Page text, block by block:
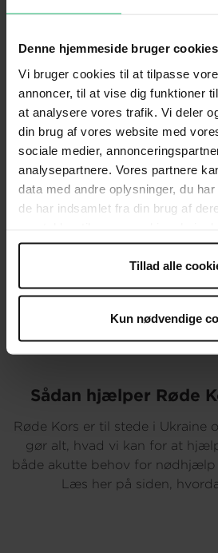
Denne hjemmeside bruger cookies
Vi bruger cookies til at tilpasse
annoncer, til at vise dig funktioner
at analysere vores trafik. Vi deler
din brug af vores website med
sociale medier,
analysepartnere. Vores partnere
data med andre oplysninger, du
de har indsamlet fra din brug af
anvende vores hjemmeside.
Tillad alle
Kun nødvendige
Vidste du
Støt nu
Sådan hjælper Røde
Røde Kors er til stede i Ukraine
gør alt, hvad vi kan for at
både akutte behov for nødhjælp
Læs her på siden,